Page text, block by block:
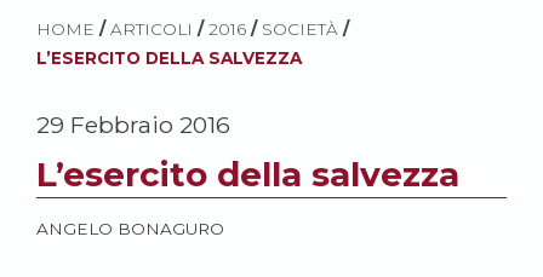
HOME / ARTICOLI / 2016 / SOCIETÀ /
L’ESERCITO DELLA SALVEZZA
29 Febbraio 2016
L’esercito della salvezza
ANGELO BONAGURO